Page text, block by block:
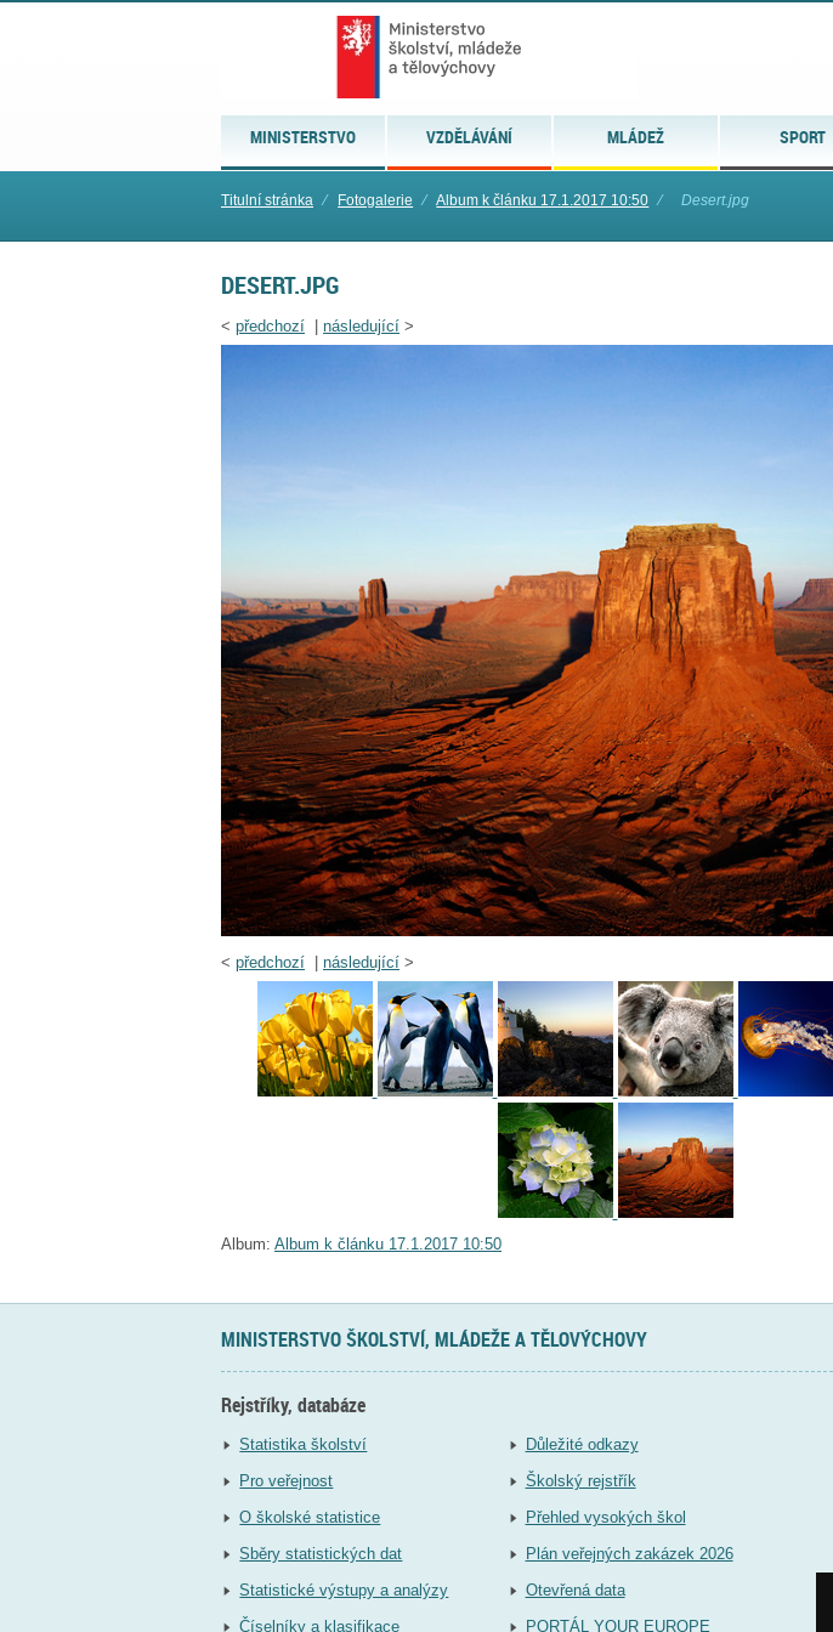
MINISTERSTVO VZDĚLÁVÁNÍ MLÁDEŽ SPORT
Titulní stránka ⁄ Fotogalerie ⁄ Album k článku 17.1.2017 10:50 ⁄ Desert.jpg
DESERT.JPG
< předchozí následující >
< předchozí následující >
Album: Album k článku 17.1.2017 10:50
MINISTERSTVO ŠKOLSTVÍ, MLÁDEŽE A TĚLOVÝCHOVY
Rejstříky, databáze
Statistika školství
Pro veřejnost
O školské statistice
Sběry statistických dat
Statistické výstupy a analýzy
Číselníky a klasifikace
Důležité odkazy
Školský rejstřík
Přehled vysokých škol
Plán veřejných zakázek 2026
Otevřená data
PORTÁL YOUR EUROPE